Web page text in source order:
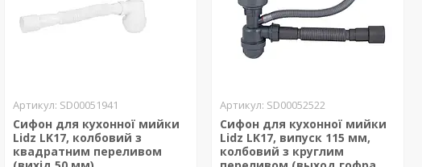
SD00051941
Сифон для кухонної мийки
Lidz LK17, колбовий з
квадратним переливом
SD00052522
Сифон для кухонної мийки
Lidz LK17, випуск 115 мм,
колбовий з круглим